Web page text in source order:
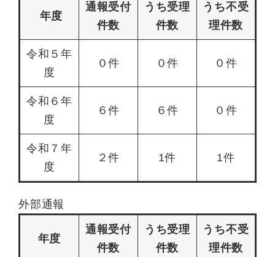
年度
通報受付
件数
うち受理
件数
うち不受
理件数
令和５年
度
０件 ０件 ０件
令和６年
度
６件 ６件 ０件
令和７年
度
２件 1件 1件
外部通報
年度
通報受付
件数
うち受理
件数
うち不受
理件数